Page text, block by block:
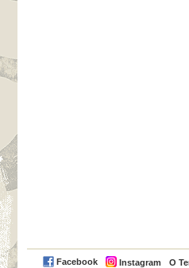
Facebook Instagram O